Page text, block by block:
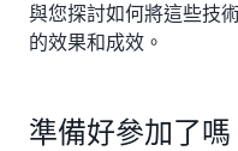
與您探討如何將這些技
的效果和成效。
準備好參加了嗎